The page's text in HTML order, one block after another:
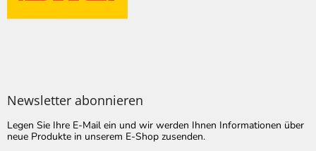
Newsletter abonnieren
Legen Sie Ihre E-Mail ein und wir werden Ihnen Informationen über
neue Produkte in unserem E-Shop zusenden.